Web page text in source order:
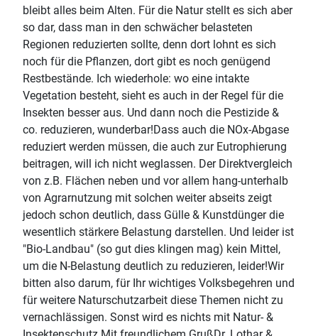
bleibt alles beim Alten. Für die Natur stellt es sich aber
so dar, dass man in den schwächer belasteten
Regionen reduzierten sollte, denn dort lohnt es sich
noch für die Pflanzen, dort gibt es noch genügend
Restbestände. Ich wiederhole: wo eine intakte
Vegetation besteht, sieht es auch in der Regel für die
Insekten besser aus. Und dann noch die Pestizide &
co. reduzieren, wunderbar!Dass auch die NOx-Abgase
reduziert werden müssen, die auch zur Eutrophierung
beitragen, will ich nicht weglassen. Der Direktvergleich
von z.B. Flächen neben und vor allem hang-unterhalb
von Agrarnutzung mit solchen weiter abseits zeigt
jedoch schon deutlich, dass Gülle & Kunstdünger die
wesentlich stärkere Belastung darstellen. Und leider ist
"Bio-Landbau" (so gut dies klingen mag) kein Mittel,
um die N-Belastung deutlich zu reduzieren, leider!Wir
bitten also darum, für Ihr wichtiges Volksbegehren und
für weitere Naturschutzarbeit diese Themen nicht zu
vernachlässigen. Sonst wird es nichts mit Natur- &